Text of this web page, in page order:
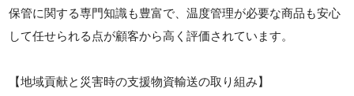
保管に関する専門知識も豊富で、温度管理が必要な商品も安心
して任せられる点が顧客から高く評価されています。
【地域貢献と災害時の支援物資輸送の取り組み】